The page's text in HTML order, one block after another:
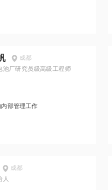
成都
池厂研究员级高级工程师
部管理工作
成都
人